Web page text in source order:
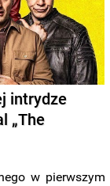
intrydze
„The
w pierwszym